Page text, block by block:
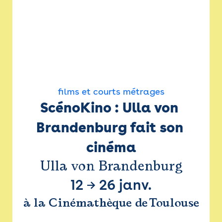
films et courts métrages
ScénoKino : Ulla von
Brandenburg fait son
cinéma
Ulla von Brandenburg
12 → 26 janv.
à la Cinémathèque de Toulouse